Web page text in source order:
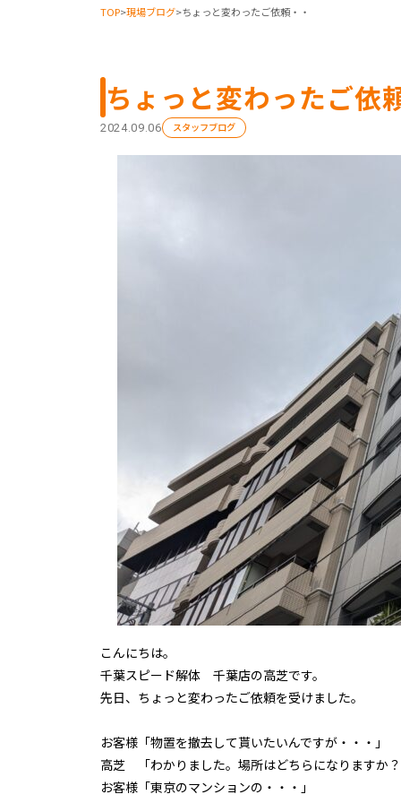
TOP>現場ブログ>ちょっと変わったご依頼・・
ちょっと変わったご依
2024.09.06 スタッフブログ
こんにちは。
千葉スピード解体 千葉店の高芝です。
先日、ちょっと変わったご依頼を受けました。
お客様「物置を撤去して貰いたいんですが・・・」
高芝 「わかりました。場所はどちらになりますか
お客様「東京のマンションの・・・」